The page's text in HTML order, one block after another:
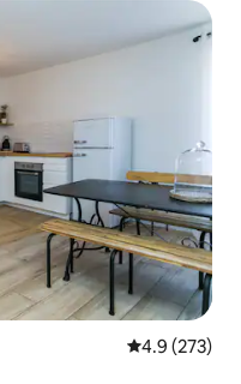
Meánrátáil
4.9 (273)